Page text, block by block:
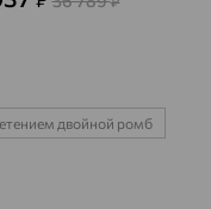
двойной ромб